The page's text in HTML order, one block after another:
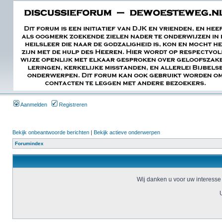
Aanmelden Registreren
Bekijk onbeantwoorde berichten | Bekijk actieve onderwerpen
Forumindex
Wij danken u voor uw